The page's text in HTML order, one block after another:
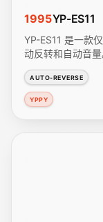
1995YP-ES11
YP-ES11 是一款
动反转和自动音量
AUTO-REVERSE
YPPY